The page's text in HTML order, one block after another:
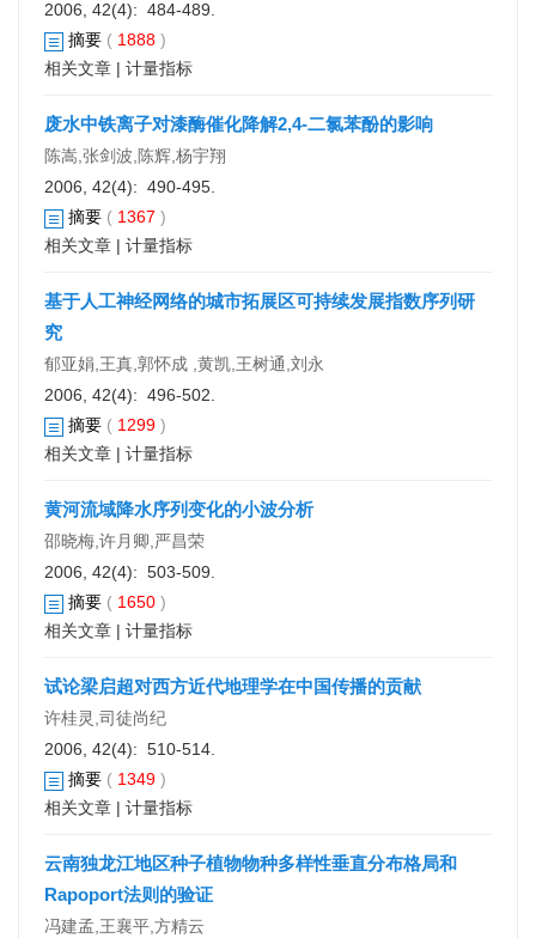
2006, 42(4): 484-489.
摘要 ( 1888 )
相关文章 | 计量指标
废水中铁离子对漆酶催化降解2,4-二氯苯酚的影响
陈嵩,张剑波,陈辉,杨宇翔
2006, 42(4): 490-495.
摘要 ( 1367 )
相关文章 | 计量指标
基于人工神经网络的城市拓展区可持续发展指数序列研
究
郁亚娟,王真,郭怀成 ,黄凯,王树通,刘永
2006, 42(4): 496-502.
摘要 ( 1299 )
相关文章 | 计量指标
黄河流域降水序列变化的小波分析
邵晓梅,许月卿,严昌荣
2006, 42(4): 503-509.
摘要 ( 1650 )
相关文章 | 计量指标
试论梁启超对西方近代地理学在中国传播的贡献
许桂灵,司徒尚纪
2006, 42(4): 510-514.
摘要 ( 1349 )
相关文章 | 计量指标
云南独龙江地区种子植物物种多样性垂直分布格局和
Rapoport法则的验证
冯建孟,王襄平,方精云